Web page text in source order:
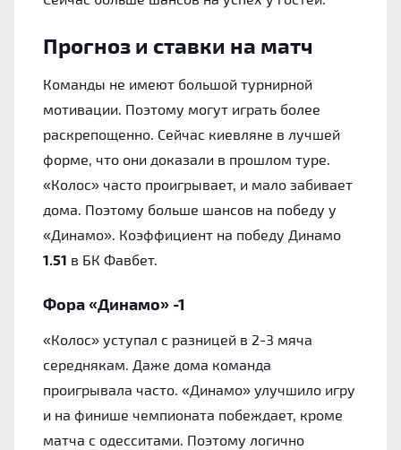
Прогноз и ставки на матч
Команды не имеют большой турнирной
мотивации. Поэтому могут играть более
раскрепощенно. Сейчас киевляне в лучшей
форме, что они доказали в прошлом туре.
«Колос» часто проигрывает, и мало забивает
дома. Поэтому больше шансов на победу у
«Динамо». Коэффициент на победу Динамо
1.51 в БК Фавбет.
Фора «Динамо» -1
«Колос» уступал с разницей в 2-3 мяча
середнякам. Даже дома команда
проигрывала часто. «Динамо» улучшило игру
и на финише чемпионата побеждает, кроме
матча с одесситами. Поэтому логично